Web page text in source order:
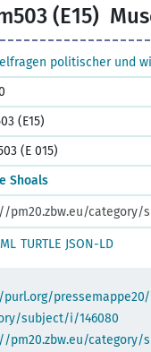
(E15)
politischer und
(E15)
(E 015)
Shoals
pm20.zbw.eu/category/
TURTLE JSON-LD
pressemappe20/
subject/i/146080
pm20.zbw.eu/category/s